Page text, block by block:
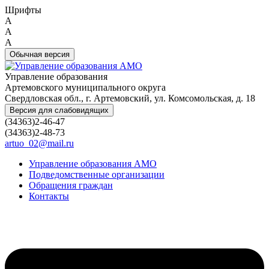
Шрифты
A
A
A
Обычная версия
Управление образования
Артемовского муниципального округа
Свердловская обл., г. Артемовский, ул. Комсомольская, д. 18
Версия для слабовидящих
(34363)2-46-47
(34363)2-48-73
artuo_02@mail.ru
Управление образования АМО
Подведомственные организации
Обращения граждан
Контакты